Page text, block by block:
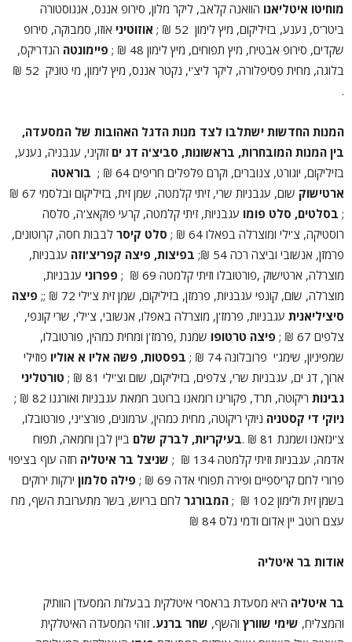
מוחיטו איטליאנו הוואנה קלאב, ליקר מלון, סירופ אננס, אנגוסטורה
ביטר'ס, נענע, בזיליקום, מיץ לימון 52 ₪ ;
אוזוטיני אוזו, סמבוקה, סירופ
שקדים, סירופ אבטיח, מיץ תפוחים, מיץ לימון 48 ₪ ;
פיימונטה הנדריקס,
בלוגה, מחית פסיפלורה, ליקר ליצ'י, נקטר אננס, מיץ לימון, מי טוניק 52 ₪
.
המנות החדשות ישתלבו לצד מנות הדגל האהובות של המסעדה,
בין המנות המובחרות, בראשונות, סביצ'ה דג יםזוקיני, עגבניה, נענע,
בזיליקום, יוגורט, צנוברים, וקרם פלפלים חריפים 64 ₪ ;
בוראטה
ארטישוק
שום, עגבניות שרי, זיתי קלמטה, שמן זית, בזיליקום ובלסמי 67 ₪
; בסלטים, סלט פומו עגבניות, זיתי קלמטה, קרעי פוקאצ'ה, סלסה
רוסטיקה, צ'ילי ומוצרלה בפאלו 64 ₪ ;
סלט קיסר לבבות חסה, קרוטונים,
פרמזן, אנשובי וביצה רכה 54 ₪;
בפיצות, פיצה קפריצ'וזה עגבניות,
מוצרלה, ארטישוק ,פורטובלו וזיתי קלמטה 69 ₪ ;
פפרוני עגבניות,
מוצרלה, שום, קונפי עגבניות, פרמזן, בזיליקום, שמן זית צ'ילי 72 ₪ ;;
פיצה
סיציליאנית עגבניות, פרמז'ן, מוצרלה באפלו, אנשובי, צ'ילי, שרי קונפי,
צלפים 67 ₪ ;
פיצה טרטופו שמנת ,פרמז'ן ומחית כמהין, פורטובלו,
שמפיניון, שימג'י פרובלונה 74 ₪ ;
בפסטות, פשה אליו א אוליו פוזילי
ארוך, דג ים, עגבניות שרי, צלפים, בזיליקום, שום וצ'ילי 81 ₪ ;
טורטליני
גבינות ריקוטה, תרד, פקורינו רומאנו ברוטב חמאת עגבניות ואורגנו 82 ₪ ;
ניוקי די קסטניה ניוקי ריקוטה, מחית כמהין, ערמונים, פורצ'יני, פורטובלו,
צ'ינזאנו ושמנת 81 ₪ .
בעיקריות, לברק שלם ביין לבן וחמאה, תפוח
אדמה, עגבניות וזיתי קלמטה 134 ₪ ;
שניצל בר איטליה חזה עוף בציפוי
פרורי לחם קריספיים ופירה תפוחי אדה 69 ₪ ;
פילה סלמון ירקות ירוקים
בשמן זית ולימון 102 ₪ ;
המבורגר לחם בריוש, בשר מתערובת השף, מח
עצם רוטב יין אדום ודמי גלס 84 ₪
אודות בר איטליה
בר איטליה היא מסעדת בראסרי איטלקית בבעלות המסעדן הוותיק
והמצליח, שימי שוורץ והשף, שחר ברנע. זוהי המסעדה האיטלקית